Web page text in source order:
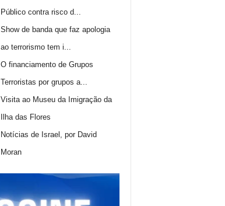
Público contra risco d...
Show de banda que faz apologia
ao terrorismo tem i...
O financiamento de Grupos
Terroristas por grupos a...
Visita ao Museu da Imigração da
Ilha das Flores
Notícias de Israel, por David
Moran